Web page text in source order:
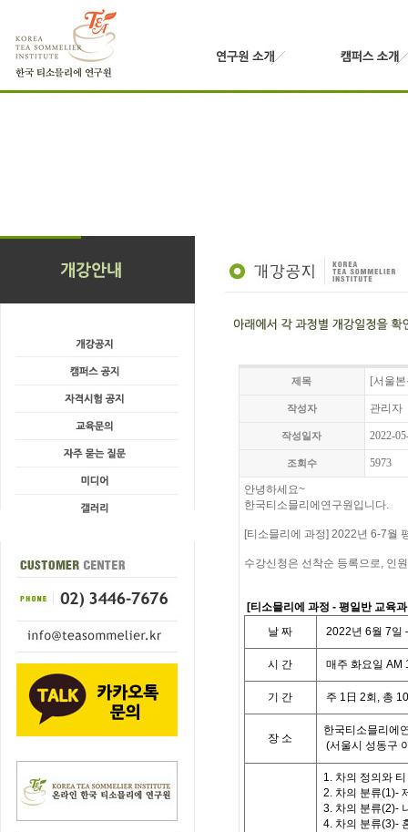
제목 [서울
작성자 관리자
작성일자 2022-
조회수 5973
안녕하세요~
한국티소믈리에연구원입니다.
[티소믈리에 과정] 2022년 6-7월
수강신청은 선착순 등록으로, 인
[티소믈리에 과정 - 평일반 교육
날 짜 2022년 6월 7일
시 간 매주 화요일 AM
기 간 주 1 日 2회 , 총 10
장 소
한국티소믈리에
(서울시 성동구
1. 차의 정의와 티
2. 차의 분류(1)-
3. 차의 분류(2)-
4. 차의 분류(3)-